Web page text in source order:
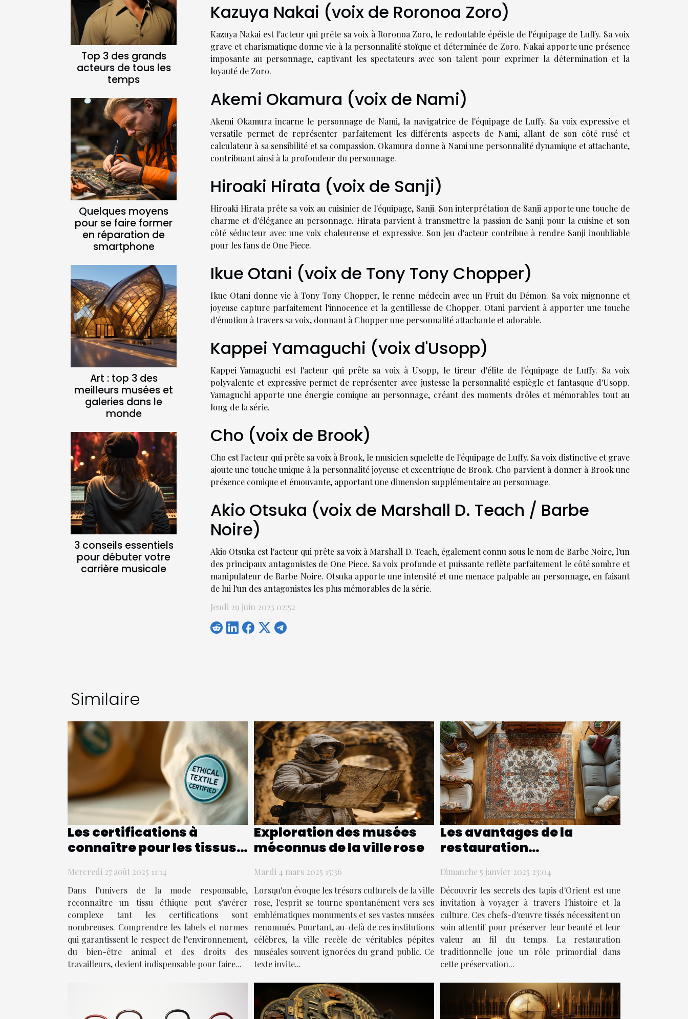
Top 3 des grands
acteurs de tous les
temps
Quelques moyens
pour se faire former
en réparation de
smartphone
Art : top 3 des
meilleurs musées et
galeries dans le
monde
3 conseils essentiels
pour débuter votre
carrière musicale
Kazuya Nakai (voix de Roronoa Zoro)
Kazuya Nakai est l'acteur qui prête sa voix à Roronoa Zoro, le redoutable épéiste de l'équipage de Luffy. Sa voix
grave et charismatique donne vie à la personnalité stoïque et déterminée de Zoro. Nakai apporte une présence
imposante au personnage, captivant les spectateurs avec son talent pour exprimer la détermination et la
loyauté de Zoro.
Akemi Okamura (voix de Nami)
Akemi Okamura incarne le personnage de Nami, la navigatrice de l'équipage de Luffy. Sa voix expressive et
versatile permet de représenter parfaitement les différents aspects de Nami, allant de son côté rusé et
calculateur à sa sensibilité et sa compassion. Okamura donne à Nami une personnalité dynamique et attachante,
contribuant ainsi à la profondeur du personnage.
Hiroaki Hirata (voix de Sanji)
Hiroaki Hirata prête sa voix au cuisinier de l'équipage, Sanji. Son interprétation de Sanji apporte une touche de
charme et d'élégance au personnage. Hirata parvient à transmettre la passion de Sanji pour la cuisine et son
côté séducteur avec une voix chaleureuse et expressive. Son jeu d'acteur contribue à rendre Sanji inoubliable
pour les fans de One Piece.
Ikue Otani (voix de Tony Tony Chopper)
Ikue Otani donne vie à Tony Tony Chopper, le renne médecin avec un Fruit du Démon. Sa voix mignonne et
joyeuse capture parfaitement l'innocence et la gentillesse de Chopper. Otani parvient à apporter une touche
d'émotion à travers sa voix, donnant à Chopper une personnalité attachante et adorable.
Kappei Yamaguchi (voix d'Usopp)
Kappei Yamaguchi est l'acteur qui prête sa voix à Usopp, le tireur d'élite de l'équipage de Luffy. Sa voix
polyvalente et expressive permet de représenter avec justesse la personnalité espiègle et fantasque d'Usopp.
Yamaguchi apporte une énergie comique au personnage, créant des moments drôles et mémorables tout au
long de la série.
Cho (voix de Brook)
Cho est l'acteur qui prête sa voix à Brook, le musicien squelette de l'équipage de Luffy. Sa voix distinctive et grave
ajoute une touche unique à la personnalité joyeuse et excentrique de Brook. Cho parvient à donner à Brook une
présence comique et émouvante, apportant une dimension supplémentaire au personnage.
Akio Otsuka (voix de Marshall D. Teach / Barbe
Noire)
Akio Otsuka est l'acteur qui prête sa voix à Marshall D. Teach, également connu sous le nom de Barbe Noire, l'un
des principaux antagonistes de One Piece. Sa voix profonde et puissante reflète parfaitement le côté sombre et
manipulateur de Barbe Noire. Otsuka apporte une intensité et une menace palpable au personnage, en faisant
de lui l'un des antagonistes les plus mémorables de la série.
Jeudi 29 juin 2023 02:52
Similaire
Les certifications à
connaître pour les tissus
Mercredi 27 août 2025 11:14
Dans l’univers de la mode responsable,
reconnaître un tissu éthique peut s’avérer
complexe tant les certifications sont
nombreuses. Comprendre les labels et normes
qui garantissent le respect de l’environnement,
du bien-être animal et des droits des
travailleurs, devient indispensable pour faire...
Exploration des musées
méconnus de la ville rose
Mardi 4 mars 2025 15:36
Lorsqu'on évoque les trésors culturels de la ville
rose, l'esprit se tourne spontanément vers ses
emblématiques monuments et ses vastes musées
renommés. Pourtant, au-delà de ces institutions
célèbres, la ville recèle de véritables pépites
muséales souvent ignorées du grand public. Ce
texte invite...
Les avantages de la
restauration
tapis d'Orient
Dimanche 5 janvier 2025 23:04
Découvrir les secrets des tapis d'Orient est une
invitation à voyager à travers l'histoire et la
culture. Ces chefs-d'œuvre tissés nécessitent un
soin attentif pour préserver leur beauté et leur
valeur au fil du temps. La restauration
traditionnelle joue un rôle primordial dans
cette préservation...